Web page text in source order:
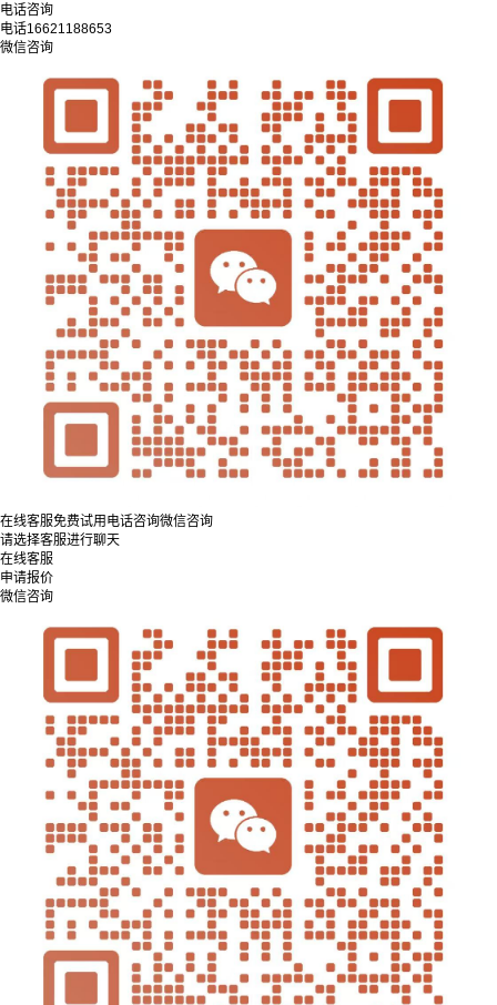
电话咨询
电话16621188653
微信咨询
在线客服免费试用 电话咨询微信咨询
请选择客服进行聊天
在线客服
申请报价
微信咨询